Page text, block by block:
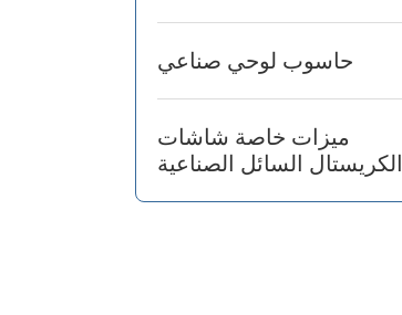
حاسوب لوحي صناعي
ميزات خاصة شاشات
الكريستال السائل الصناعية